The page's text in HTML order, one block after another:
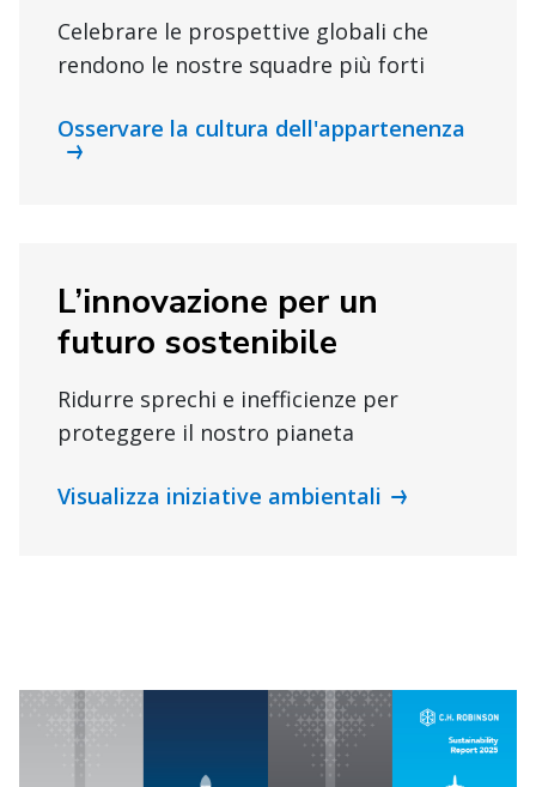
Celebrare le prospettive globali che
rendono le nostre squadre più forti
Osservare la cultura dell'appartenenza
L’innovazione per un
futuro sostenibile
Ridurre sprechi e inefficienze per
proteggere il nostro pianeta
Visualizza iniziative ambientali